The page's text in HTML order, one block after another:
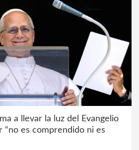
a llevar la luz del Evangelio
“no es comprendido ni es